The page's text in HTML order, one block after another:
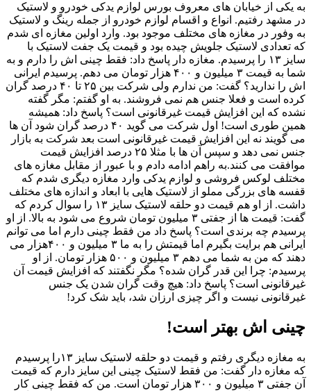
به یکی از خیابان های معروف بورس لوازم یدکی خودرو و لاستیک
در مشهد رفتیم. انواع و اقسام لوازم خودرو از جمله رینگ و لاستیک
به وفور در مغازه های مختلف موجود بود. وارد اولین مغازه ای شدم
که تعدادی لاستیک جلویش چیده بود و قیمت یک جفت لاستیک با
سایز ۱۳ را پرسیدم. مغازه دار پاسخ داد: فقط چینی اش را دارم و به
شما به قیمت ۳ میلیون و ۴۰۰ هزار تومان می دهم. پرسیدم ایرانی
اش را ندارید؟ گفت: من ندارم ولی شرکت بین ۲۵ تا ۴۰ درصد گران
کرده است و فعلا جنس هم نمی فروشند. به او گفتم: مگر گفته
نشده که این افزایش قیمت غیرقانونی است؟ پاسخ داد: همیشه
همین طوری است! اول شرکت می گوید ۴۰ درصد گران شود آن ها
می گویند نه این افزایش قیمت غیرقانونی است بعد شرکت به بازار
جنس نمی دهد و سپس آن ها با مثلا ۲۵ درصد افزایش قیمت
موافقت می کنند.به راهم ادامه دادم و با عبور از مقابل مغازه های
مختلف لوکس فروشی و لوازم یدکی وارد مغازه دیگری شدم که
قفسه های بزرگی مملو از لاستیک هایی با ابعاد و اندازه های مختلف
داشت. از او هم قیمت دو حلقه لاستیک سایز ۱۳ را سوال کردم که
گفت: قیمت ها از جفتی ۳ میلیون تومان شروع می شود به بالا. از او
پرسیدم چه برندی است؟ پاسخ داد من فقط چینی دارم اما می توانم
ایرانی هم برایت بگیرم اما قیمتش را به ما ۳ میلیون و ۴۰۰هزار می
دهند که من به شما می دهم ۳ میلیون و ۵۰۰ هزار تومان. از او
پرسیدم: چرا این قدر گران شده؟ مگر نگفتند که افزایش قیمت آن
غیرقانونی است؟ پاسخ داد: هیچ وقت گران شدن یک جنس
غیرقانونی نیست و اگر چیزی ارزان شد، باید شک کرد!
چینی اش بهتر است!
به مغازه دیگری رفتم و قیمت دو حلقه لاستیک سایز ۱۳را پرسیدم
که مغازه دار گفت: من فقط لاستیک چینی این سایز دارم که قیمت
آن جفتی ۳ میلیون و ۳۰۰ هزار تومان است. من که فقط چینی کار